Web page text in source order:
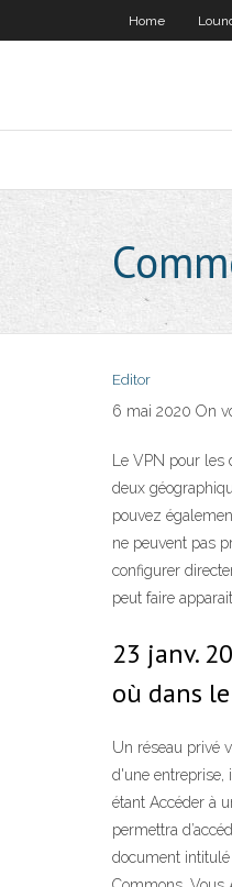
Home
Editor
6 mai 2020 On
Le VPN pour
deux
pouvez
ne peuvent pas
configurer
peut faire
23 janv.
où dans
Un réseau privé
d'une entreprise,
étant Accéder à
permettra
document